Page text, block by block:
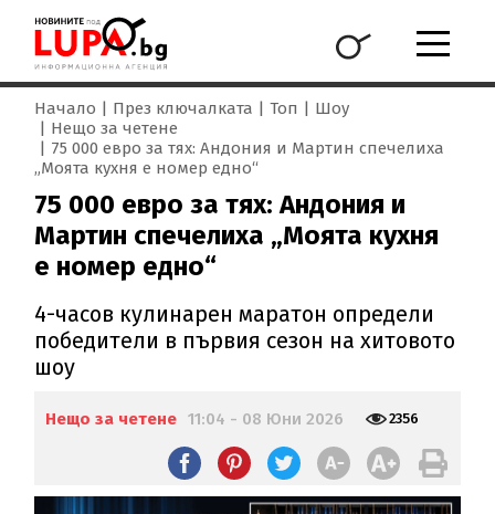
Начало През ключалката Топ
Шоу
Нещо за четене
75 000 евро за тях: Андония и Мартин спечелиха
„Моята кухня е номер едно“
75 000 евро за тях: Андония и
Мартин спечелиха „Моята кухня
е номер едно“
4-часов кулинарен маратон определи
победители в първия сезон на хитовото
шоу
Нещо за четене 11:04 - 08 Юни 2026 2356